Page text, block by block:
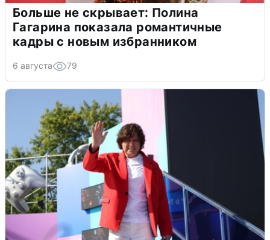
Больше не скрывает: Полина
Гагарина показала романтичные
кадры с новым избранником
6 августа 79